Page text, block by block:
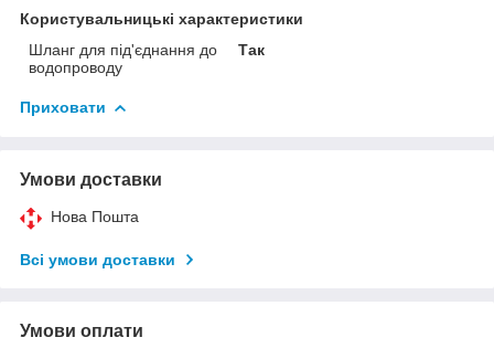
Користувальницькі характеристики
Шланг для під'єднання до
водопроводу
Так
Приховати
Умови доставки
Нова Пошта
Всі умови доставки
Умови оплати